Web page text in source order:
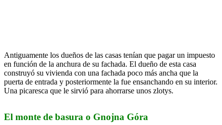
Antiguamente los dueños de las casas tenían que pagar un impuesto
en función de la anchura de su fachada. El dueño de esta casa
construyó su vivienda con una fachada poco más ancha que la
puerta de entrada y posteriormente la fue ensanchando en su interior.
Una picaresca que le sirvió para ahorrarse unos zlotys.
El monte de basura o Gnojna Góra